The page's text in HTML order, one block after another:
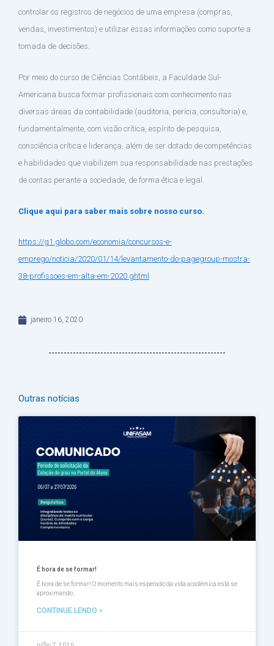
controlar os registros de negócios de uma empresa (compras,
vendas, investimentos) e utilizar essas informações como suporte a
tomada de decisões.
Por meio do curso de Ciências Contábeis, a Faculdade Sul-
Americana busca formar profissionais com conhecimento nas
diversas áreas da contabilidade (auditoria, perícia, consultoria) e,
fundamentalmente, com visão crítica, espírito de pesquisa,
consciência crítica e liderança, além de ser dotado de competências
e habilidades que viabilizem sua responsabilidade nas prestações
de contas perante a sociedade, de forma ética e legal.
Clique aqui para saber mais sobre nosso curso.
https://g1.globo.com/economia/concursos-e-
emprego/noticia/2020/01/14/levantamento-do-pagegroup-mostra-
38-profissoes-em-alta-em-2020.ghtml
janeiro 16, 2020
Outras notícias
É hora de se formar!
É hora de se formar! O momento mais esperado da vida acadêmica está se
aproximando,
CONTINUE LENDO »
PáginaPágina
PáginaPáginaPágina